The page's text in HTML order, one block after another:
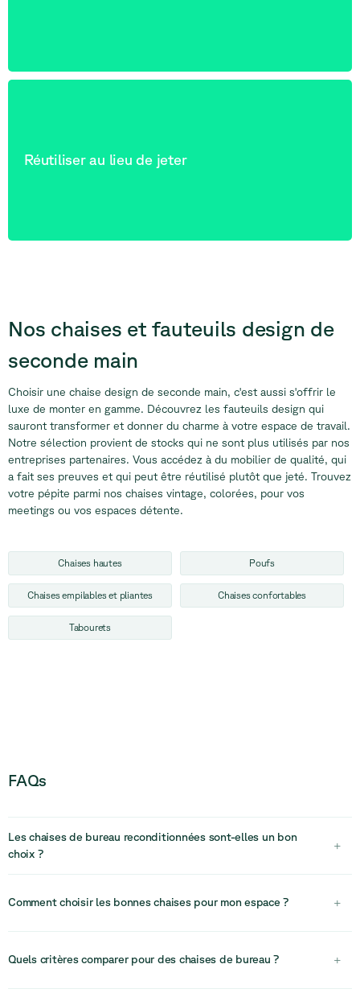
Réutiliser au lieu de jeter
Nos chaises et fauteuils design de
seconde main
Choisir une chaise design de seconde main, c'est aussi s'offrir le
luxe de monter en gamme. Découvrez les fauteuils design qui
sauront transformer et donner du charme à votre espace de travail.
Notre sélection provient de stocks qui ne sont plus utilisés par nos
entreprises partenaires. Vous accédez à du mobilier de qualité, qui
a fait ses preuves et qui peut être réutilisé plutôt que jeté. Trouvez
votre pépite parmi nos chaises vintage, colorées, pour vos
meetings ou vos espaces détente.
Chaises hautes Poufs
Chaises empilables et pliantes Chaises confortables
Tabourets
FAQs
Les chaises de bureau reconditionnées sont-elles un bon
choix ?
+
Oui, les chaises de bureau reconditionnées constituent un choix
pour durer et peuvent être nettoyées, réparées et remises à neuf,
offrant un excellent rapport qualité-prix tout en réduisant l’impact
Comment choisir les bonnes chaises pour mon espace ? +
Le choix des chaises dépend de leur utilisation. Tenez compte du
d’espace (poste de travail, salle de réunion ou espace lounge).
Adapter les chaises à des usages spécifiques permet d’améliorer à
Quels critères comparer pour des chaises de bureau ? +